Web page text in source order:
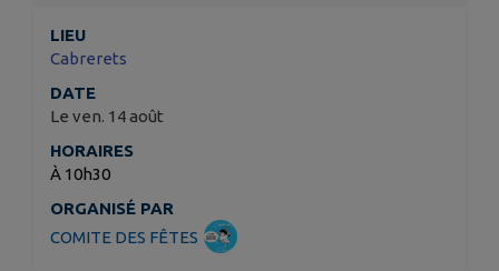
LIEU
Cabrerets
DATE
Le ven. 14 août
HORAIRES
À 10h30
ORGANISÉ PAR
COMITE DES FÊTES